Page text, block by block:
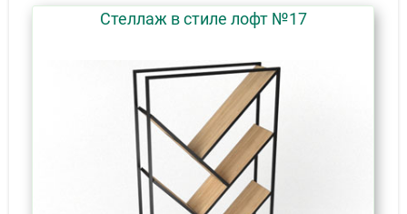
Стеллаж в стиле лофт №17